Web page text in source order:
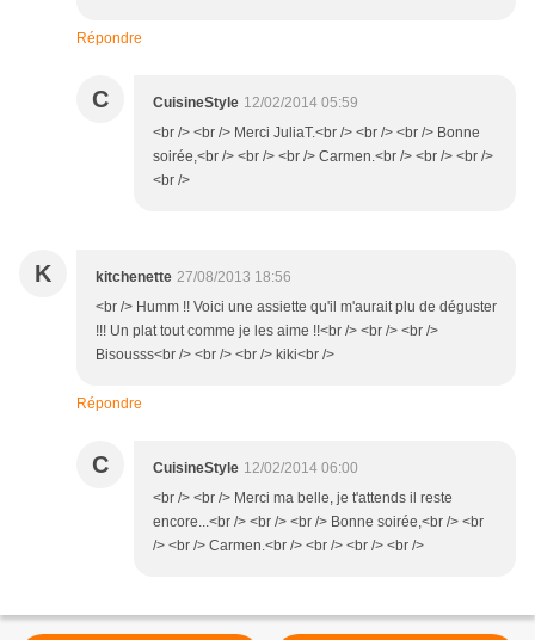
Répondre
C CuisineStyle 12/02/2014 05:59
<br /> <br /> Merci JuliaT.<br /> <br /> <br /> Bonne
soirée,<br /> <br /> <br /> Carmen.<br /> <br /> <br />
<br />
K kitchenette 27/08/2013 18:56
<br /> Humm !! Voici une assiette qu'il m'aurait plu de déguster
!!! Un plat tout comme je les aime !!<br /> <br /> <br />
Bisousss<br /> <br /> <br /> kiki<br />
Répondre
C CuisineStyle 12/02/2014 06:00
<br /> <br /> Merci ma belle, je t'attends il reste
encore...<br /> <br /> <br /> Bonne soirée,<br /> <br
/> <br /> Carmen.<br /> <br /> <br /> <br />